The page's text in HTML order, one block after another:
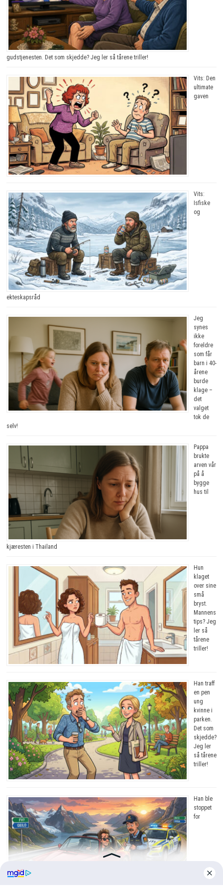
gudstjenesten. Det som skjedde? Jeg ler så tårene triller!
Vits: Den
ultimate
gaven
Vits:
Isfiske
og
ekteskapsråd
Jeg
synes
ikke
foreldre
som får
barn i 40-
årene
burde
klage –
det
valget
tok de
selv!
Pappa
brukte
arven vår
på å
bygge
hus til
kjæresten i Thailand
Hun
klaget
over sine
små
bryst.
Mannens
tips? Jeg
ler så
tårene
triller!
Han traff
en pen
ung
kvinne i
parken.
Det som
skjedde?
Jeg ler
så tårene
triller!
Han ble
stoppet
for